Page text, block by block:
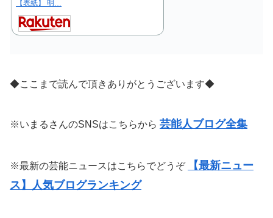
【表紙】 明…
◆ここまで読んで頂きありがとうございます◆
※いまるさんのSNSはこちらから 芸能人ブログ全集
※最新の芸能ニュースはこちらでどうぞ
【最新ニュー
ス】人気ブログランキング